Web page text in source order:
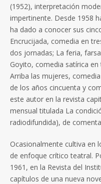
(1952), interpretación
impertinente. Desde 1958
ha dado a conocer sus
Encrucijada, comedia en
dos jornadas; La feria,
Goyito, comedia satírica
Arriba las mujeres,
de los años cincuenta y
este autor en la revista
mensual titulada La
radiodifundida), de
Ocasionalmente cultiva en
de enfoque crítico teatral.
1961, en la Revista del
capítulos de una nueva